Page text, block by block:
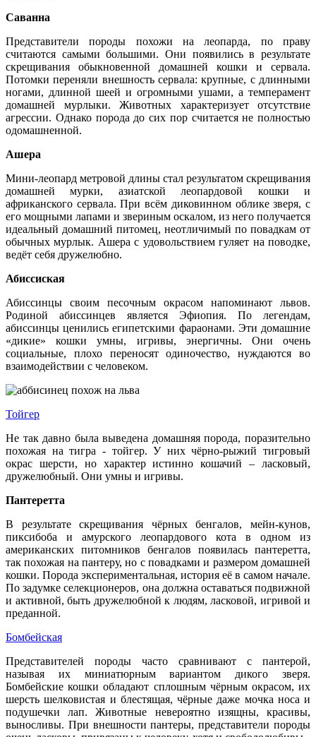
Саванна
Представители породы похожи на леопарда, по праву
считаются самыми большими. Они появились в результате
скрещивания обыкновенной домашней кошки и сервала.
Потомки переняли внешность сервала: крупные, с длинными
ногами, длинной шеей и огромными ушами, а темперамент
домашней мурлыки. Животных характеризует отсутствие
агрессии. Однако порода до сих пор считается не полностью
одомашненной.
Ашера
Мини-леопард метровой длины стал результатом скрещивания
домашней мурки, азиатской леопардовой кошки и
африканского сервала. При всём диковинном облике зверя, с
его мощными лапами и звериным оскалом, из него получается
идеальный домашний питомец, неотличимый по повадкам от
обычных мурлык. Ашера с удовольствием гуляет на поводке,
ведёт себя дружелюбно.
Абиссиская
Абиссинцы своим песочным окрасом напоминают львов.
Родиной абиссинцев является Эфиопия. По легендам,
абиссинцы ценились египетскими фараонами. Эти домашние
«дикие» кошки умны, игривы, энергичны. Они очень
социальные, плохо переносят одиночество, нуждаются во
взаимодействии с человеком.
Тойгер
Не так давно была выведена домашняя порода, поразительно
похожая на тигра - тойгер. У них чёрно-рыжий тигровый
окрас шерсти, но характер истинно кошачий – ласковый,
дружелюбный. Они умны и игривы.
Пантеретта
В результате скрещивания чёрных бенгалов, мейн-кунов,
пиксибоба и амурского леопардового кота в одном из
американских питомников бенгалов появилась пантеретта,
так похожая на пантеру, но с повадками и размером домашней
кошки. Порода экспериментальная, история её в самом начале.
По задумке селекционеров, она должна оставаться подвижной
и активной, быть дружелюбной к людям, ласковой, игривой и
преданной.
Бомбейская
Представителей породы часто сравнивают с пантерой,
называя их миниатюрным вариантом дикого зверя.
Бомбейские кошки обладают сплошным чёрным окрасом, их
шерсть шелковистая и блестящая, чёрные даже мочка носа и
подушечки лап. Животные невероятно изящны, красивы,
выносливы. При внешности пантеры, представители породы